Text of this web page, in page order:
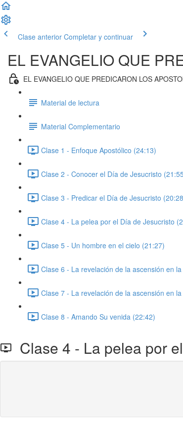
Clase anterior Completar y continuar
EL EVANGELIO QUE
EL EVANGELIO QUE PREDICARON LOS
Material de lectura
Material Complementario
Clase 1 - Enfoque Apostólico (24:13)
Clase 2 - Conocer el Día de Jesucristo
Clase 3 - Predicar el Día de Jesucristo
Clase 4 - La pelea por el Día de Jesucristo
Clase 5 - Un hombre en el cielo (21:27)
Clase 6 - La revelación de la ascensión en
Clase 7 - La revelación de la ascensión en
Clase 8 - Amando Su venida (22:42)
Clase 4 - La pelea por